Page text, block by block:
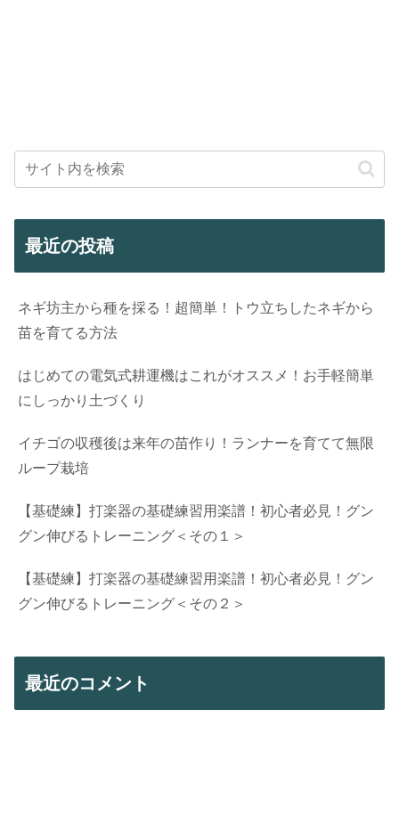
最近の投稿
ネギ坊主から種を採る！超簡単！トウ立ちしたネギから
苗を育てる方法
はじめての電気式耕運機はこれがオススメ！お手軽簡単
にしっかり土づくり
イチゴの収穫後は来年の苗作り！ランナーを育てて無限
ループ栽培
【基礎練】打楽器の基礎練習用楽譜！初心者必見！グン
グン伸びるトレーニング＜その１＞
【基礎練】打楽器の基礎練習用楽譜！初心者必見！グン
グン伸びるトレーニング＜その２＞
最近のコメント